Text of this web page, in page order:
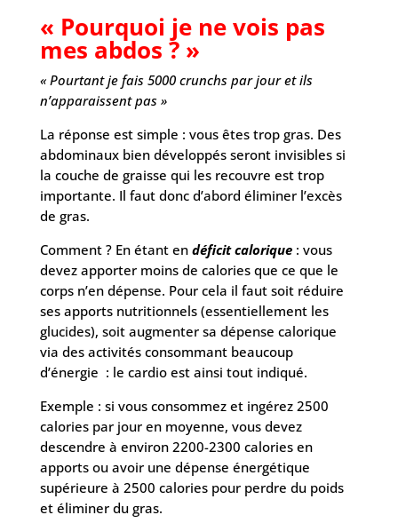
« Pourquoi je ne vois pas
mes abdos ? »
« Pourtant je fais 5000 crunchs par jour et ils
n’apparaissent pas »
La réponse est simple : vous êtes trop gras. Des
abdominaux bien développés seront invisibles si
la couche de graisse qui les recouvre est trop
importante. Il faut donc d’abord éliminer l’excès
de gras.
Comment ? En étant en déficit calorique: vous
devez apporter moins de calories que ce que le
corps n’en dépense. Pour cela il faut soit réduire
ses apports nutritionnels (essentiellement les
glucides), soit augmenter sa dépense calorique
via des activités consommant beaucoup
d’énergie : le cardio est ainsi tout indiqué.
Exemple : si vous consommez et ingérez 2500
calories par jour en moyenne, vous devez
descendre à environ 2200-2300 calories en
apports ou avoir une dépense énergétique
supérieure à 2500 calories pour perdre du poids
et éliminer du gras.